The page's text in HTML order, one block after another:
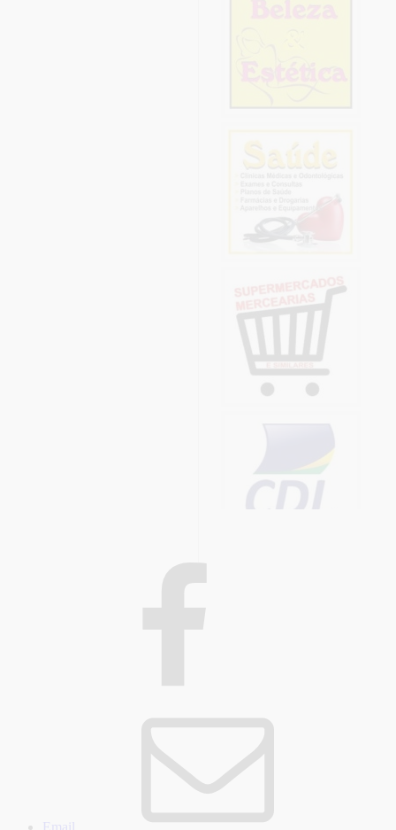
Email